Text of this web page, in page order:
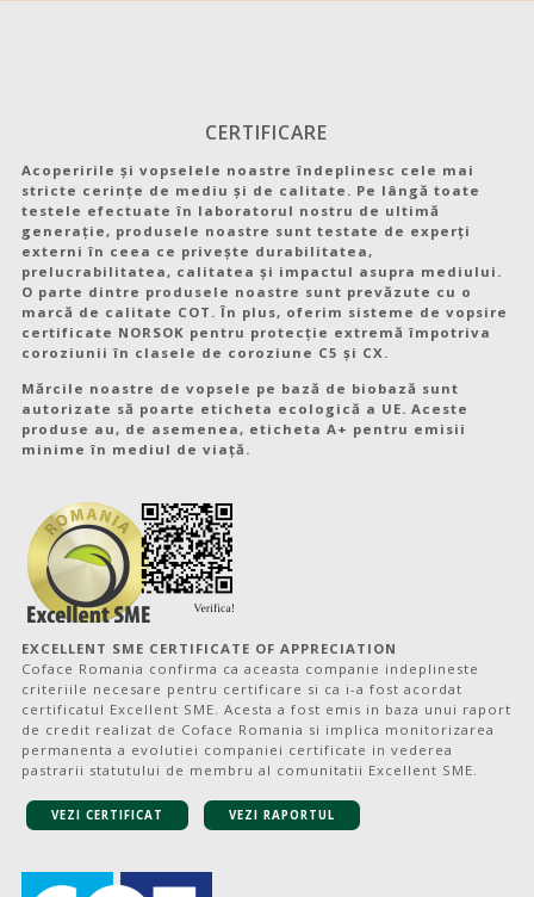
CERTIFICARE
Acoperirile și vopselele noastre îndeplinesc cele mai
stricte cerințe de mediu și de calitate. Pe lângă toate
testele efectuate în laboratorul nostru de ultimă
generație, produsele noastre sunt testate de experți
externi în ceea ce privește durabilitatea,
prelucrabilitatea, calitatea și impactul asupra mediului.
O parte dintre produsele noastre sunt prevăzute cu o
marcă de calitate COT. În plus, oferim sisteme de vopsire
certificate NORSOK pentru protecție extremă împotriva
coroziunii în clasele de coroziune C5 și CX.
Mărcile noastre de vopsele pe bază de biobază sunt
autorizate să poarte eticheta ecologică a UE. Aceste
produse au, de asemenea, eticheta A+ pentru emisii
minime în mediul de viață.
EXCELLENT SME CERTIFICATE OF APPRECIATION
Coface Romania confirma ca aceasta companie indeplineste
criteriile necesare pentru certificare si ca i-a fost acordat
certificatul Excellent SME. Acesta a fost emis in baza unui raport
de credit realizat de Coface Romania si implica monitorizarea
permanenta a evolutiei companiei certificate in vederea
pastrarii statutului de membru al comunitatii Excellent SME.
VEZI CERTIFICAT VEZI RAPORTUL